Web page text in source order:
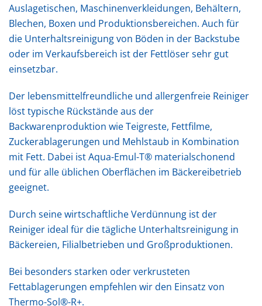
Auslagetischen, Maschinenverkleidungen, Behältern,
Blechen, Boxen und Produktionsbereichen. Auch für
die Unterhaltsreinigung von Böden in der Backstube
oder im Verkaufsbereich ist der Fettlöser sehr gut
einsetzbar.
Der lebensmittelfreundliche und allergenfreie Reiniger
löst typische Rückstände aus der
Backwarenproduktion wie Teigreste, Fettfilme,
Zuckerablagerungen und Mehlstaub in Kombination
mit Fett. Dabei ist Aqua-Emul-T® materialschonend
und für alle üblichen Oberflächen im Bäckereibetrieb
geeignet.
Durch seine wirtschaftliche Verdünnung ist der
Reiniger ideal für die tägliche Unterhaltsreinigung in
Bäckereien, Filialbetrieben und Großproduktionen.
Bei besonders starken oder verkrusteten
Fettablagerungen empfehlen wir den Einsatz von
Thermo-Sol®-R+.